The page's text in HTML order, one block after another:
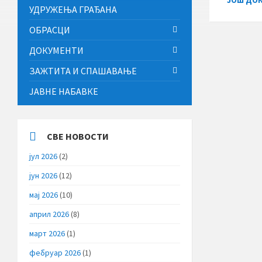
УДРУЖЕЊА ГРАЂАНА
ОБРАСЦИ
ДОКУМЕНТИ
ЗАЖТИТА И СПАШАВАЊЕ
ЈАВНЕ НАБАВКЕ
СВЕ НОВОСТИ
јул 2026(2)
јун 2026(12)
мај 2026(10)
април 2026(8)
март 2026(1)
фебруар 2026(1)